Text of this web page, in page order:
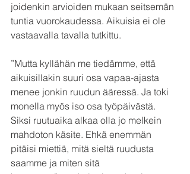
joidenkin arvioiden mukaan seitsemän
tuntia vuorokaudessa. Aikuisia ei ole
vastaavalla tavalla tutkittu.
”Mutta kyllähän me tiedämme, että
aikuisillakin suuri osa vapaa-ajasta
menee jonkin ruudun ääressä. Ja toki
monella myös iso osa työpäivästä.
Siksi ruutuaika alkaa olla jo melkein
mahdoton käsite. Ehkä enemmän
pitäisi miettiä, mitä sieltä ruudusta
saamme ja miten sitä